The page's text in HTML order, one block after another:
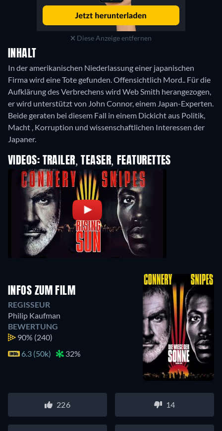
Diese Anzeige entfernen
INHALT
In der amerikanischen Niederlassung einer japanischen
Firma wird eine Tote gefunden. Offensichtlich Mord.. Für die
Aufklärung des Verbrechens wird Web Smith herangezogen,
er wird unterstützt von John Connor, einem Japan-Experten.
Beide geraten bei diesem Fall in einem Dickicht aus Politik,
Macht , Korruption und wissenschaftlichen Interessen der
Japaner.
VIDEOS: TRAILER, TEASER, FEATURETTES
INFOS ZUM FILM
REGISSEUR
Philip Kaufman
BEWERTUNG
90% (240)
6.3 (50k)
32%
226 14